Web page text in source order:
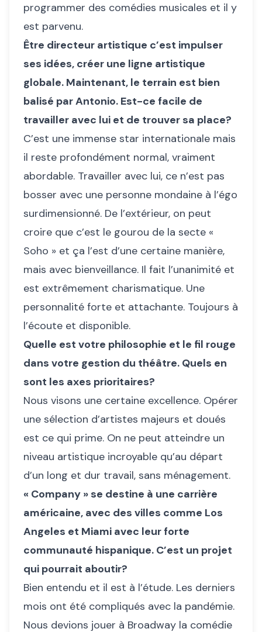
programmer des comédies musicales et il y
est parvenu.
Être directeur artistique c’est impulser
ses idées, créer une ligne artistique
globale. Maintenant, le terrain est bien
balisé par Antonio. Est-ce facile de
travailler avec lui et de trouver sa place?
C’est une immense star internationale mais
il reste profondément normal, vraiment
abordable. Travailler avec lui, ce n’est pas
bosser avec une personne mondaine à l’égo
surdimensionné. De l’extérieur, on peut
croire que c’est le gourou de la secte «
Soho » et ça l’est d’une certaine manière,
mais avec bienveillance. Il fait l’unanimité et
est extrêmement charismatique. Une
personnalité forte et attachante. Toujours à
l’écoute et disponible.
Quelle est votre philosophie et le fil rouge
dans votre gestion du théâtre. Quels en
sont les axes prioritaires?
Nous visons une certaine excellence. Opérer
une sélection d’artistes majeurs et doués
est ce qui prime. On ne peut atteindre un
niveau artistique incroyable qu’au départ
d’un long et dur travail, sans ménagement.
« Company » se destine à une carrière
américaine, avec des villes comme Los
Angeles et Miami avec leur forte
communauté hispanique. C’est un projet
qui pourrait aboutir?
Bien entendu et il est à l’étude. Les derniers
mois ont été compliqués avec la pandémie.
Nous devions jouer à Broadway la comédie